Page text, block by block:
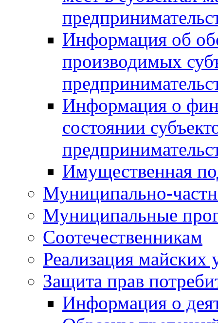
Информация об
производимых
Информация о
состоянии
Имущественная
Муниципально-
Муниципальные
Соотечественникам
Реализация майских
Защита прав
Информация о